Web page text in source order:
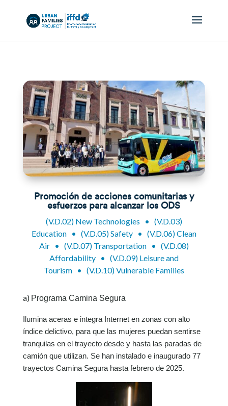
Promoción de acciones comunitarias y
esfuerzos para alcanzar los ODS
(V.D.02) New Technologies • (V.D.03)
Education• (V.D.05) Safety• (V.D.06) Clean
Air• (V.D.07) Transportation• (V.D.08)
Affordability• (V.D.09) Leisure and
Tourism• (V.D.10) Vulnerable Families
a) Programa Camina Segura
Ilumina aceras e integra Internet en zonas con alto
índice delictivo, para que las mujeres puedan sentirse
tranquilas en el trayecto desde y hasta las paradas de
camión que utilizan. Se han instalado e inaugurado 77
trayectos Camina Segura hasta febrero de 2025.